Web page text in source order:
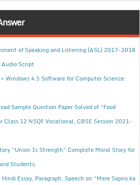
of Speaking and Listening (ASL) 2017-2018
Script
Windows 4.5 Software for Computer Science
Sample Question Paper Solved of “Food
12 NSQF Vocational, CBSE Session 2021-
“Union Is Strength” Complete Moral Story for
Students.
Hindi Essay, Paragraph, Speech on “Mere Sapno ka